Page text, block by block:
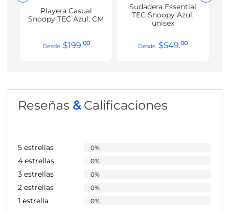
Playera Casual
Snoopy TEC Azul, CM
$199.00
Sudadera Essential
TEC Snoopy Azul,
unisex
$549.00
Reseñas &Calificaciones
5 estrellas 0%
4 estrellas 0%
3 estrellas 0%
2 estrellas 0%
1 estrella 0%